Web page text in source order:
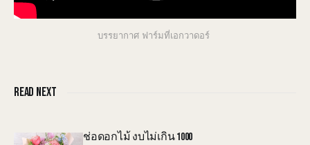
บรรยากาศ ฟาร์มที่เอกวาดอร์
READ NEXT
ช่อดอกไม้ งบไม่เกิน 1000